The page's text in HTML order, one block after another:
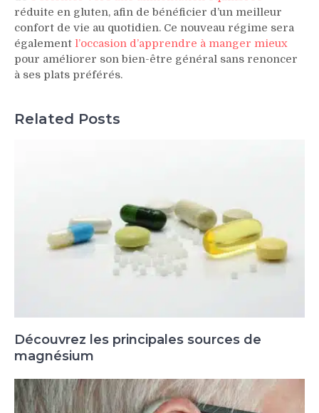
réduite en gluten, afin de bénéficier d’un meilleur
confort de vie au quotidien. Ce nouveau régime sera
également l’occasion d’apprendre à manger mieux
pour améliorer son bien-être général sans renoncer
à ses plats préférés.
Related Posts
Découvrez les principales sources de
magnésium